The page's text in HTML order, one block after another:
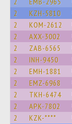
2 KZH-5810
2 KOM-2612
2 AXX-3002
2 ZAB-6565
2 INH-9450
2 EMH-1881
2 EMZ-6968
2 TKH-6474
2 APK-7802
2 KZK-****